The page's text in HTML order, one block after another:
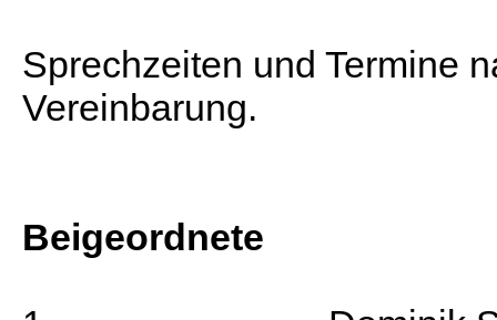
Sprechzeiten und Termine
Vereinbarung.
Beigeordnete